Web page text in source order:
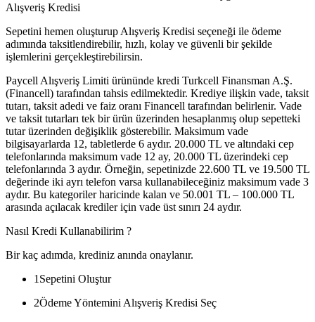
Alışveriş Kredisi
Sepetini hemen oluşturup Alışveriş Kredisi seçeneği ile ödeme
adımında taksitlendirebilir, hızlı, kolay ve güvenli bir şekilde
işlemlerini gerçekleştirebilirsin.
Paycell Alışveriş Limiti ürününde kredi Turkcell Finansman A.Ş.
(Financell) tarafından tahsis edilmektedir. Krediye ilişkin vade, taksit
tutarı, taksit adedi ve faiz oranı Financell tarafından belirlenir. Vade
ve taksit tutarları tek bir ürün üzerinden hesaplanmış olup sepetteki
tutar üzerinden değişiklik gösterebilir. Maksimum vade
bilgisayarlarda 12, tabletlerde 6 aydır. 20.000 TL ve altındaki cep
telefonlarında maksimum vade 12 ay, 20.000 TL üzerindeki cep
telefonlarında 3 aydır. Örneğin, sepetinizde 22.600 TL ve 19.500 TL
değerinde iki ayrı telefon varsa kullanabileceğiniz maksimum vade 3
aydır. Bu kategoriler haricinde kalan ve 50.001 TL – 100.000 TL
arasında açılacak krediler için vade üst sınırı 24 aydır.
Nasıl Kredi Kullanabilirim ?
Bir kaç adımda, krediniz anında onaylanır.
1 Sepetini Oluştur
2Ödeme Yöntemini Alışveriş Kredisi Seç